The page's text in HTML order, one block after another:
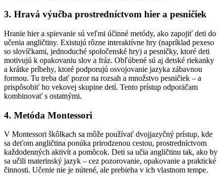
3. Hravá výučba prostredníctvom hier a pesničiek
Hranie hier a spievanie sú veľmi účinné metódy, ako zapojiť deti do
učenia angličtiny. Existujú rôzne interaktívne hry (napríklad pexeso
so slovíčkami, jednoduché spoločenské hry) a pesničky, ktoré deti
motivujú k opakovaniu slov a fráz. Obľúbené sú aj detské riekanky
a krátke príbehy, ktoré podporujú osvojovanie jazyka zábavnou
formou. Tu treba dať pozor na rozsah a množstvo pesničiek – a
prispôsobiť ho vekovej skupine detí. Tento prístup odporäčam
kombinovať s ostatnými.
4. Metóda Montessori
V Montessori škôlkach sa môže používať dvojjazyčný prístup, kde
sa deťom angličtina ponúka prirodzenou cestou, prostredníctvom
každodenných aktivít a pomôcok. Deti sa učia angličtinu tak, ako by
sa učili materinský jazyk – cez pozorovanie, opakovanie a praktické
činnosti. Učenie nie je nútené, ale prebieha v ich vlastnom tempe.